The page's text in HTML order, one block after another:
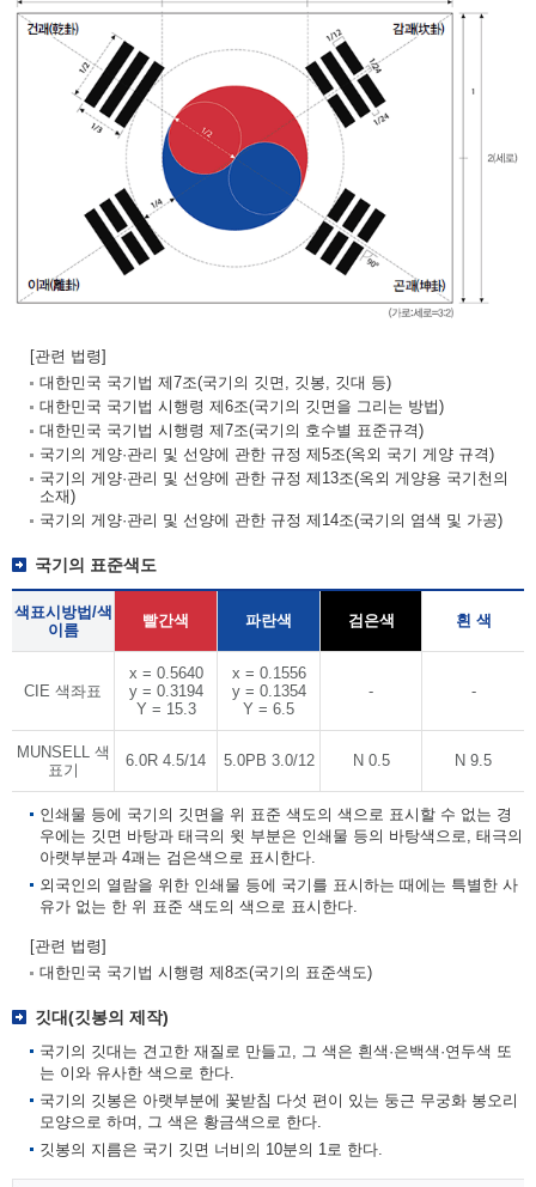
[관련 법령]
대한민국 국기법 제7조(국기의 깃면, 깃봉, 깃대 등)
대한민국 국기법 시행령 제6조(국기의 깃면을 그리는 방법)
대한민국 국기법 시행령 제7조(국기의 호수별 표준규격)
국기의 게양·관리 및 선양에 관한 규정 제5조(옥외 국기 게양 규격)
국기의 게양·관리 및 선양에 관한 규정 제13조(옥외 게양용 국기천의
소재)
국기의 게양·관리 및 선양에 관한 규정 제14조(국기의 염색 및 가공)
국기의 표준색도
색표시방법/색
이름
빨간색 파란색 검은색 흰 색
CIE 색좌표
x = 0.5640
y = 0.3194
Y = 15.3
x = 0.1556
y = 0.1354
Y = 6.5
- -
MUNSELL 색
표기
6.0R 4.5/14 5.0PB 3.0/12 N 0.5 N 9.5
인쇄물 등에 국기의 깃면을 위 표준 색도의 색으로 표시할 수 없는 경
우에는 깃면 바탕과 태극의 윗 부분은 인쇄물 등의 바탕색으로, 태극의
아랫부분과 4괘는 검은색으로 표시한다.
외국인의 열람을 위한 인쇄물 등에 국기를 표시하는 때에는 특별한 사
유가 없는 한 위 표준 색도의 색으로 표시한다.
[관련 법령]
대한민국 국기법 시행령 제8조(국기의 표준색도)
깃대(깃봉의 제작)
국기의 깃대는 견고한 재질로 만들고, 그 색은 흰색·은백색·연두색 또
는 이와 유사한 색으로 한다.
국기의 깃봉은 아랫부분에 꽃받침 다섯 편이 있는 둥근 무궁화 봉오리
모양으로 하며, 그 색은 황금색으로 한다.
깃봉의 지름은 국기 깃면 너비의 10분의 1로 한다.